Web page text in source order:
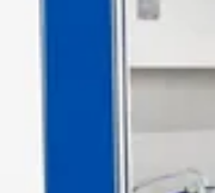
FABBRICA